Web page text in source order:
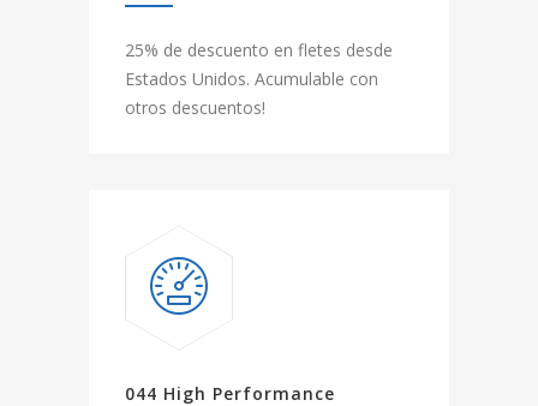
25% de descuento en fletes desde
Estados Unidos. Acumulable con
otros descuentos!
044 High Performance